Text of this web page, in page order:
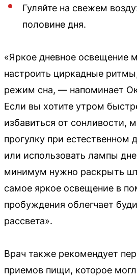
Гуляйте на свежем
половине дня.
«Яркое дневное освещение
настроить циркадные
режим сна, — напоминает
Если вы хотите утром
избавиться от сонливости,
прогулку при естественном
или использовать лампы
минимум нужно раскрыть
самое яркое освещение в
пробуждения облегчает
рассвета».
Врач также рекомендует
приемов пищи, которое